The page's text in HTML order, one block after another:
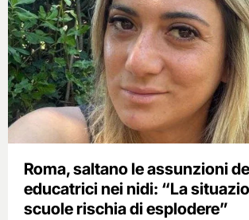
Roma, saltano le assunzioni
educatrici nei nidi: “La
scuole rischia di esplodere”